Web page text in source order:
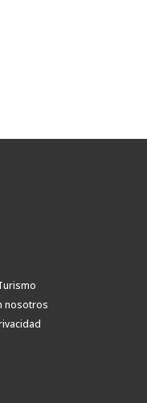
nosotros